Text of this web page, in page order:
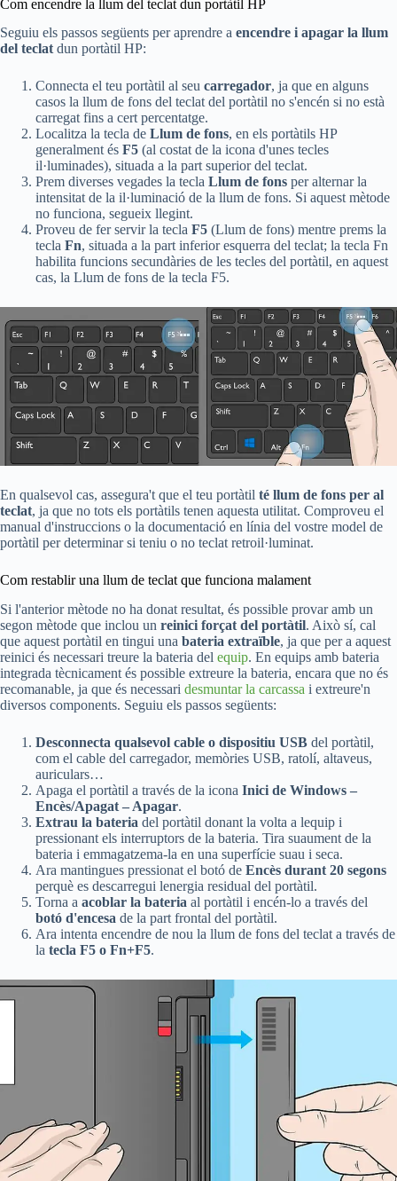
Com encendre la llum del teclat dun portàtil HP
Seguiu els passos següents per aprendre a encendre i apagar la llum
del teclat dun portàtil HP:
Connecta el teu portàtil al seu carregador, ja que en alguns
casos la llum de fons del teclat del portàtil no s'encén si no està
carregat fins a cert percentatge.
Localitza la tecla de Llum de fons, en els portàtils HP
generalment és F5 (al costat de la icona d'unes tecles
il·luminades), situada a la part superior del teclat.
Prem diverses vegades la tecla Llum de fons per alternar la
intensitat de la il·luminació de la llum de fons. Si aquest mètode
no funciona, segueix llegint.
Proveu de fer servir la tecla F5 (Llum de fons) mentre prems la
tecla Fn, situada a la part inferior esquerra del teclat; la tecla Fn
habilita funcions secundàries de les tecles del portàtil, en aquest
cas, la Llum de fons de la tecla F5.
En qualsevol cas, assegura't que el teu portàtil té llum de fons per al
teclat, ja que no tots els portàtils tenen aquesta utilitat. Comproveu el
manual d'instruccions o la documentació en línia del vostre model de
portàtil per determinar si teniu o no teclat retroil·luminat.
Com restablir una llum de teclat que funciona malament
Si l'anterior mètode no ha donat resultat, és possible provar amb un
segon mètode que inclou un reinici forçat del portàtil. Això sí, cal
que aquest portàtil en tingui una bateria extraïble, ja que per a aquest
reinici és necessari treure la bateria del equip. En equips amb bateria
integrada tècnicament és possible extreure la bateria, encara que no és
recomanable, ja que és necessari desmuntar la carcassa i extreure'n
diversos components. Seguiu els passos següents:
Desconnecta qualsevol cable o dispositiu USB del portàtil,
com el cable del carregador, memòries USB, ratolí, altaveus,
auriculars…
Apaga el portàtil a través de la icona Inici de Windows –
Encès/Apagat – Apagar.
Extrau la bateria del portàtil donant la volta a lequip i
pressionant els interruptors de la bateria. Tira suaument de la
bateria i emmagatzema-la en una superfície suau i seca.
Ara mantingues pressionat el botó de Encès durant 20 segons
perquè es descarregui lenergia residual del portàtil.
Torna a acoblar la bateria al portàtil i encén-lo a través del
botó d'encesa de la part frontal del portàtil.
Ara intenta encendre de nou la llum de fons del teclat a través de
la tecla F5 o Fn+F5.